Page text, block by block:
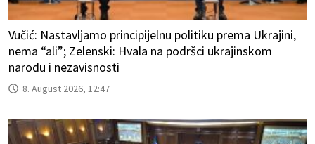
Vučić: Nastavljamo principijelnu politiku prema Ukrajini,
nema “ali”; Zelenski: Hvala na podršci ukrajinskom
narodu i nezavisnosti
8. August 2026, 12:47